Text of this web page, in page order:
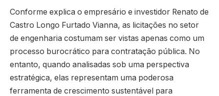
Conforme explica o empresário e investidor Renato de
Castro Longo Furtado Vianna, as licitações no setor
de engenharia costumam ser vistas apenas como um
processo burocrático para contratação pública. No
entanto, quando analisadas sob uma perspectiva
estratégica, elas representam uma poderosa
ferramenta de crescimento sustentável para